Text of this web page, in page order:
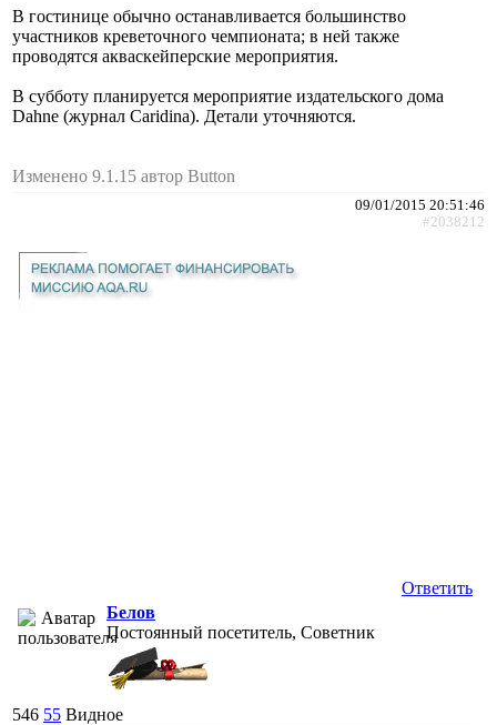
В гостинице обычно останавливается большинство
участников креветочного чемпионата; в ней также
проводятся акваскейперские мероприятия.
В субботу планируется мероприятие издательского дома
Dаhne (журнал Caridina). Детали уточняются.
Изменено 9.1.15 автор Button
09/01/2015 20:51:46
#2038212
Ответить
Белов
Постоянный посетитель, Советник
546 55 Видное